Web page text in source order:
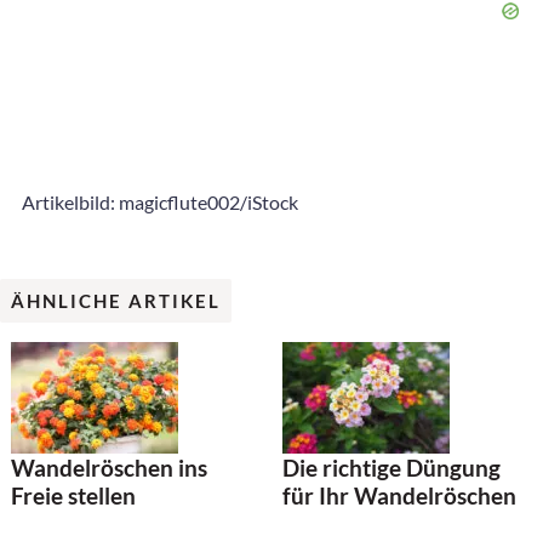
Artikelbild: magicflute002/iStock
ÄHNLICHE ARTIKEL
Wandelröschen ins
Freie stellen
Die richtige Düngung
für Ihr Wandelröschen